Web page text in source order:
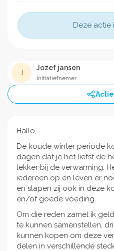
Deze actie
J
Jozef jansen
Initiatiefnemer
Hallo,
De koude winter periode
dagen dat je het liefst de
lekker bij de verwarming.
iedereen op en leven er
en slapen zij ook in deze
en/of goede voeding.
Om die reden zamel ik
te kunnen samenstellen,
kunnen kopen om deze
delen in verschillende